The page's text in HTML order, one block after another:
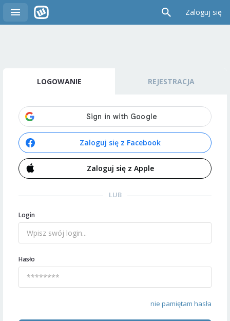
Zaloguj się
LOGOWANIE REJESTRACJA
Zaloguj się z Facebook
Zaloguj się z Apple
LUB
Login
Hasło
nie pamiętam hasła